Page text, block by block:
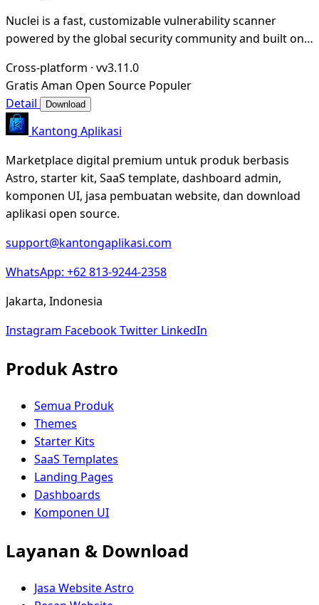
Nuclei is a fast, customizable vulnerability scanner
powered by the global security community and built on a
Cross-platform · vv3.11.0
Gratis Aman Open Source Populer
Detail
Download
Kantong Aplikasi
Marketplace digital premium untuk produk berbasis
Astro, starter kit, SaaS template, dashboard admin,
komponen UI, jasa pembuatan website, dan download
aplikasi open source.
support@kantongaplikasi.com
WhatsApp: +62 813-9244-2358
Jakarta, Indonesia
Instagram FacebookTwitter LinkedIn
Produk Astro
Semua Produk
Themes
Starter Kits
SaaS Templates
Landing Pages
Dashboards
Komponen UI
Layanan & Download
Jasa Website Astro